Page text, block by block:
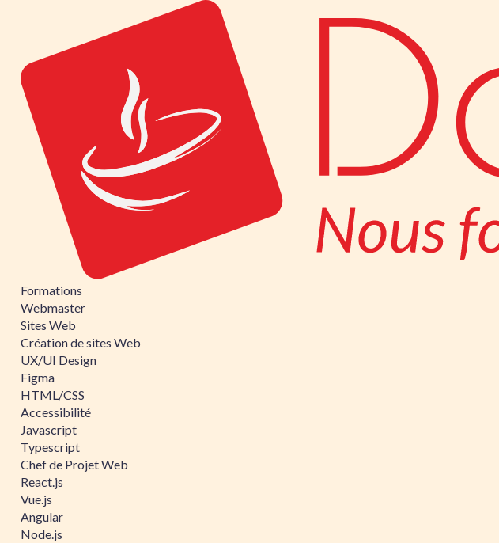
Formations
Webmaster
Sites Web
Création de sites Web
UX/UI Design
Figma
HTML/CSS
Accessibilité
Javascript
Typescript
Chef de Projet Web
React.js
Vue.js
Angular
Node.js